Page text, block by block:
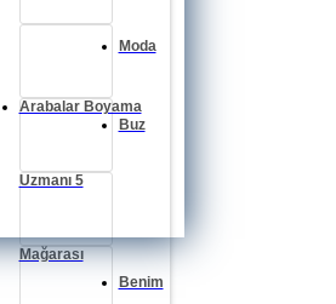
Arabalar Boyama
Moda
Uzmanı 5
Buz
Mağarası
Benim